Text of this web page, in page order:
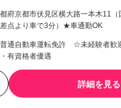
府京都市伏見区横大路一本木11（
点より車で3分）★車通勤OK
通自動車運転免許 ☆未経験者
有資格者優遇
詳細を見る